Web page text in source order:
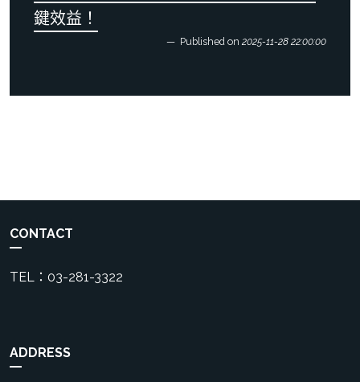
鍵效益！
Published on 2025-11-28 22:00:00
CONTACT
TEL：03-281-3322
ADDRESS